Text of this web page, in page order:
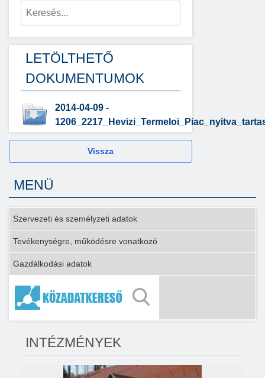
LETÖLTHETŐ
DOKUMENTUMOK
2014-04-09 -
Vissza
MENÜ
Szervezeti és személyzeti adatok
Tevékenységre, működésre vonatkozó
Gazdálkodási adatok
INTÉZMÉNYEK